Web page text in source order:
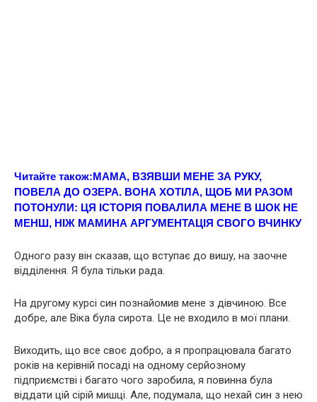
Читайте також:МАМА, ВЗЯВШИ МЕНЕ ЗА РУКУ,
ПОВЕЛА ДО ОЗЕРА. ВОНА ХОТІЛА, ЩОБ МИ РАЗОМ
ПOТOНУЛИ: ЦЯ ІСТОРІЯ ПОВАЛИЛА МЕНЕ В ШOК НЕ
МЕНШ, НІЖ МАМИНА АРГУМЕНТАЦІЯ СВOГО ВЧИНКУ
Одного разу він сказав, що вступає до вишу, на заочне
відділення. Я була тільки рада.
На другому курсі син познайомив мене з дівчиною. Все
добре, але Віка була сирота. Це не входило в мої плани.
Виходить, що все своє добро, а я пропрацювала багато
років на керівній посаді на одному серйозному
підприємстві і багато чого заробила, я повинна була
віддати цій сірій мишці. Але, подумала, що нехай син з нею